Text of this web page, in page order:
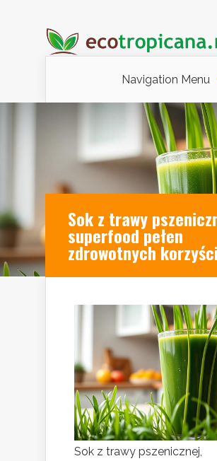
Navigation Menu
Sok z trawy
superfood pełen
zdrowotnych korzyści
Sok z trawy pszenicznej,